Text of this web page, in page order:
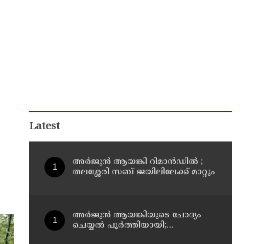
Latest
അര്‍ജുന്‍ ആയങ്കി റിമാന്‍ഡില്‍ ;
തലശ്ശേരി സബ് ജയിലിലേക്ക് മാറ്റും
അര്‍ജുന്‍ ആയങ്കിയുടെ ചോദ്യം
ചെയ്യല്‍ പൂര്‍ത്തിയായി;